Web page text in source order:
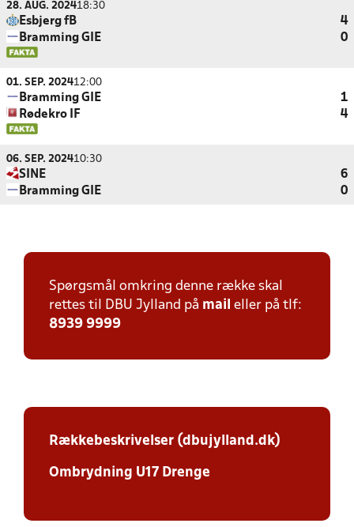
28. AUG. 202418:30
Esbjerg fB
4
Bramming GIE
0
01. SEP. 202412:00
Bramming GIE
1
Rødekro IF
4
06. SEP. 202410:30
SINE
6
Bramming GIE
0
Spørgsmål omkring denne række skal
rettes til DBU Jylland på mail eller på tlf:
8939 9999
Rækkebeskrivelser (dbujylland.dk)
Ombrydning U17 Drenge